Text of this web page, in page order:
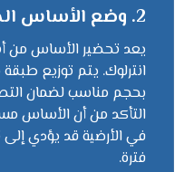
2. وضع الأساس الجيد
يعد تحضير الأساس من
انترلوك. يتم توزيع
بحجم مناسب لضمان
التأكد من أن الأساس
في الأرضية قد يؤدي
فترة.